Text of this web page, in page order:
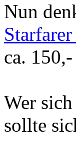
Nun
ca.
Wer
sollte